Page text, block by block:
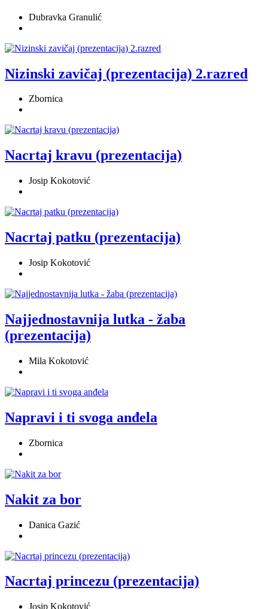
Dubravka Granulić
Nizinski zavičaj (prezentacija) 2.razred
Zbornica
Nacrtaj kravu (prezentacija)
Josip Kokotović
Nacrtaj patku (prezentacija)
Josip Kokotović
Najjednostavnija lutka - žaba
(prezentacija)
Mila Kokotović
Napravi i ti svoga anđela
Zbornica
Nakit za bor
Danica Gazić
Nacrtaj princezu (prezentacija)
Josip Kokotović